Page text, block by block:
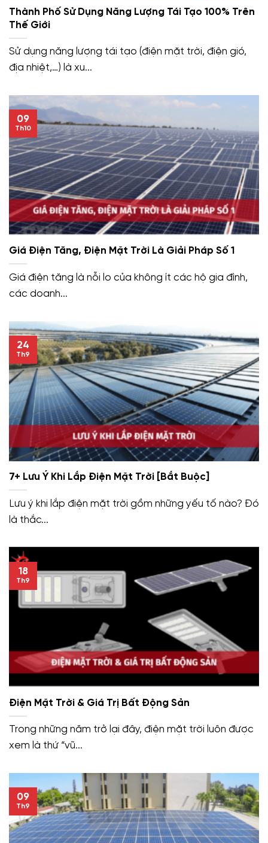
Thành Phố Sử Dụng Năng Lượng Tái Tạo 100% Trên
Thế Giới
Sử dụng năng lượng tái tạo (điện mặt trời, điện gió,
địa nhiệt,…) là xu...
Giá Điện Tăng, Điện Mặt Trời Là Giải Pháp Số 1
Giá điện tăng là nỗi lo của không ít các hộ gia đình,
các doanh...
09
Th10
7+ Lưu Ý Khi Lắp Điện Mặt Trời [Bắt Buộc]
Lưu ý khi lắp điện mặt trời gồm những yếu tố nào? Đó
là thắc...
24
Th9
Điện Mặt Trời & Giá Trị Bất Động Sản
Trong những năm trở lại đây, điện mặt trời luôn được
xem là thứ “vũ...
18
Th9
09
Th9